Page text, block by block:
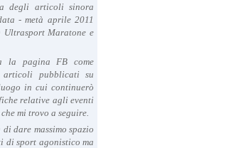
degli articoli sinora
- metà aprile 2011
Maratone e
la pagina FB come
pubblicati su
in cui continuerò
relative agli eventi
mi trovo a seguire.
dare massimo spazio
di sport agonistico ma